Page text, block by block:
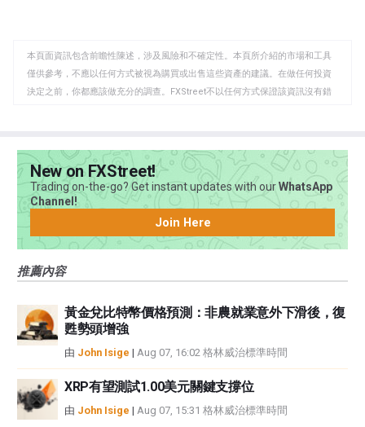
板
本頁面資訊包含前瞻性陳述，涉及風險和不確定性。本頁所介紹的市場和工具
僅供參考，不應以任何方式被視為購買或出售這些資產的建議。在做任何投資
決定之前，你都應該做充分的調查。FXStreet不以任何方式保證該資訊沒有錯
觀點，並不代表FXStreet或其廣告商的官方政策或立場。作者不對本頁連結的
資訊負責。
如果文章正文中沒有明確提到，在撰寫本文時，作者在本文中提到的任何股票
中都沒有頭寸，也沒有與文中提到的任何公司有業務關係。除了FXStreet，作
者沒有收到撰寫這篇文章的報酬。
FXStreet和作者不提供個性化的建議。作者對該資訊的準確性、完整性或適用
性不作任何陳述。FXStreet和作者將不承擔任何錯誤，遺漏或任何損失，傷害
FXStreet並非註冊投資顧問，本文內容無意提供任何投資建議。
New on FXStreet!
Trading on-the-go? Get instant updates with ourWhatsApp
Channel!
Join Here
推薦內容
黃金兌比特幣價格預測：非農就業意外下滑後，復
甦勢頭增強
由 John Isige | Aug 07, 16:02 格林威治標準時間
XRP有望測試1.00美元關鍵支撐位
由 John Isige | Aug 07, 15:31 格林威治標準時間